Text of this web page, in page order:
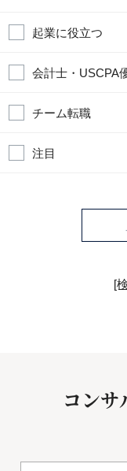
起業に役立つ
会計士・USCPA
チーム転職
注目
[
コン